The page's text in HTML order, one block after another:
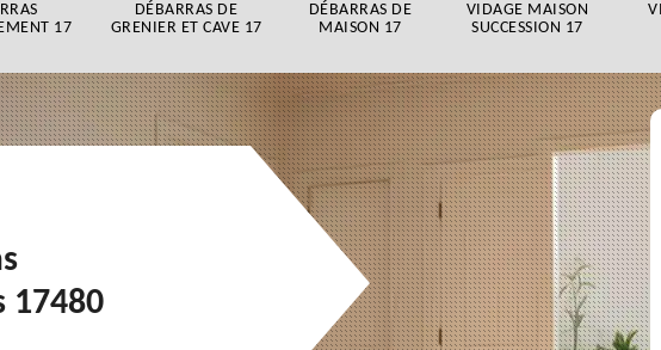
17
DÉBARRAS DE
GRENIER ET CAVE 17
DÉBARRAS DE
MAISON 17
VIDAGE MAISON
SUCCESSION 17
17480